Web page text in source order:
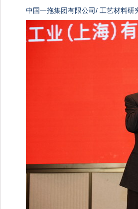
中国一拖集团有限公司/ 工艺材料研